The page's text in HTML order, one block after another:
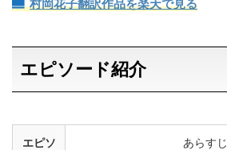
村岡花子翻訳作品を楽天で見る
エピソード紹介
エピソ
あらすじ